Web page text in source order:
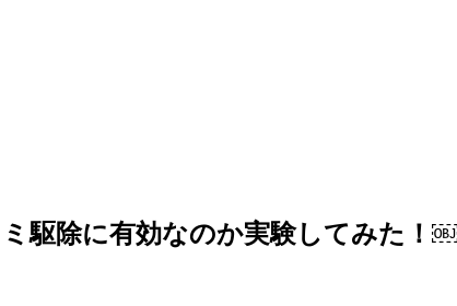
ミ駆除に有効なのか実験してみた